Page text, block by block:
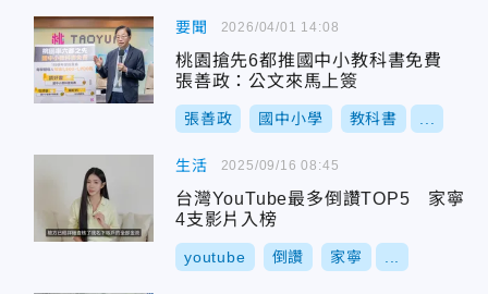
要聞
桃園搶先6都推國中小教科書免費
張善政：公文來馬上簽
張善政 國中小學 教科書
2026/04/01 14:08
生活
台灣YouTube最多倒讚TOP5 家寧
4支影片入榜
youtube 倒讚 家寧
2025/09/16 08:45